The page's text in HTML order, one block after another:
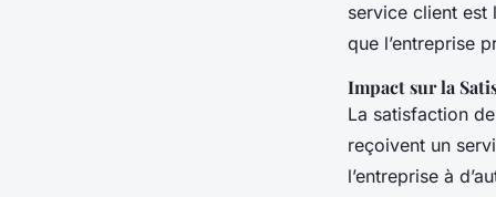
service client est
que l’entreprise
Impact sur la
La satisfaction
reçoivent un
l’entreprise à